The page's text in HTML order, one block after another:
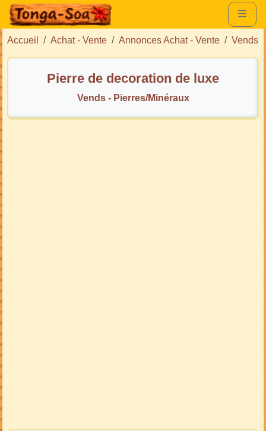
Accueil Achat - Vente Annonces Achat - Vente Vends
Pierre de decoration de luxe
Vends - Pierres/Minéraux